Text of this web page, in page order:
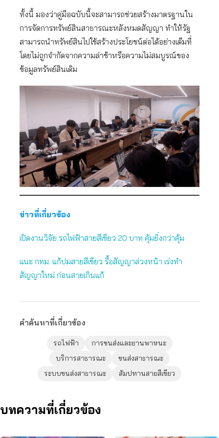
ทั้งนี้ มองว่าคู่มือฉบับนี้จะสามารถช่วยสร้างมาตรฐานใน
การจัดการทรัพย์สินสาธารณะหลังหมดสัญญา ทำให้รัฐ
สามารถนำทรัพย์สินไปใช้สร้างประโยชน์ต่อได้อย่างเต็มที่
โดยไม่ถูกจำกัดจากความล่าช้าหรือความไม่สมบูรณ์ของ
ข้อมูลทรัพย์สินเดิม
ข่าวที่เกี่ยวข้อง
เปิดงานวิจัย รถไฟฟ้าสายสีเขียว 20 บาท คุ้มยิ่งกว่าคุ้ม
แนะ กทม. แก้ปมสายสีเขียว รื้อสัญญาล่วงหน้า เร่งทำ
สัญญาใหม่ ก่อนสายเกินแก้
คำค้นหาที่เกี่ยวข้อง
รถไฟฟ้า
การขนส่งและยานพาหนะ
บริการสาธารณะ
ขนส่งสาธารณะ
ระบบขนส่งสาธารณะ
สัมปทานสายสีเขียว
บทความที่เกี่ยวข้อง